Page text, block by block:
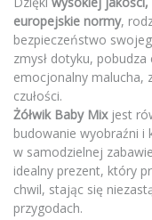
europejskie normy,
bezpieczeństwo
zmysł dotyku,
emocjonalny malucha,
czułości.
Żółwik Baby Mixjest
budowanie wyobraźni i
w samodzielnej
idealny prezent, który
chwil, stając się
przygodach.